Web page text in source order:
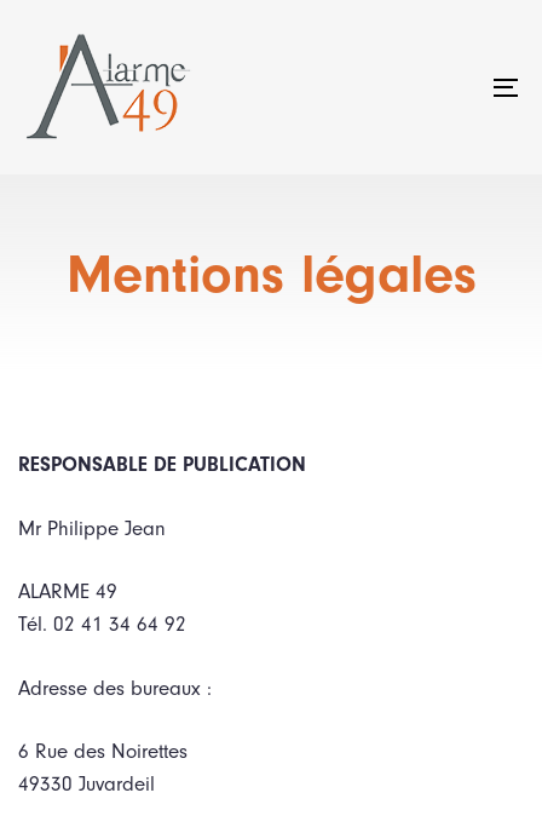
primary
navigation
Skip
Mentions légales
RESPONSABLE DE PUBLICATION
Mr Philippe Jean
ALARME 49
Tél. 02 41 34 64 92
Adresse des bureaux :
6 Rue des Noirettes
49330 Juvardeil